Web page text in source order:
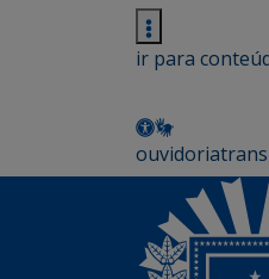
ir para
ouvidoria